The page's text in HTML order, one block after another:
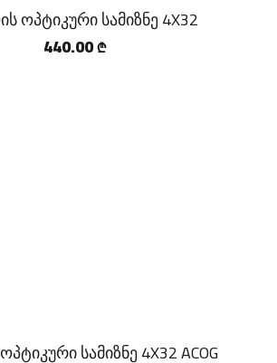
ოპტიკური სამიზნე 4X32
440.00 ₾
სამიზნე 4X32 ACOG